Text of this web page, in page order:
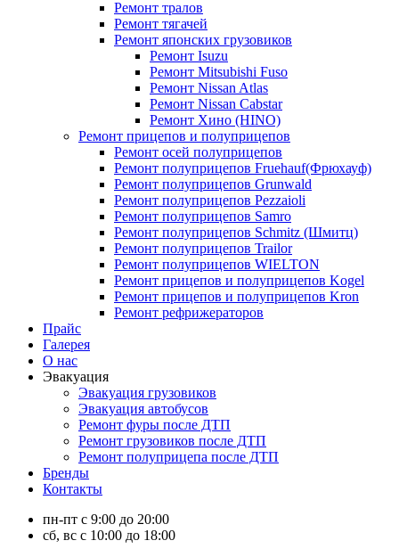
Ремонт тралов
Ремонт тягачей
Ремонт японских грузовиков
Ремонт Isuzu
Ремонт Mitsubishi Fuso
Ремонт Nissan Atlas
Ремонт Nissan Cabstar
Ремонт Хино (HINO)
Ремонт прицепов и полуприцепов
Ремонт осей полуприцепов
Ремонт полуприцепов Fruehauf(Фрюхауф)
Ремонт полуприцепов Grunwald
Ремонт полуприцепов Pezzaioli
Ремонт полуприцепов Samro
Ремонт полуприцепов Schmitz (Шмитц)
Ремонт полуприцепов Trailor
Ремонт полуприцепов WIELTON
Ремонт прицепов и полуприцепов Kogel
Ремонт прицепов и полуприцепов Kron
Ремонт рефрижераторов
Прайс
Галерея
О нас
Эвакуация
Эвакуация грузовиков
Эвакуация автобусов
Ремонт фуры после ДТП
Ремонт грузовиков после ДТП
Ремонт полуприцепа после ДТП
Бренды
Контакты
пн-пт с 9:00 до 20:00
сб, вс с 10:00 до 18:00